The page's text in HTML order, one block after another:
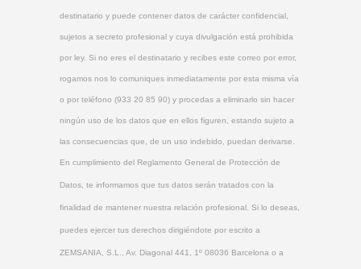
destinatario y puede contener datos de carácter confidencial,
sujetos a secreto profesional y cuya divulgación está prohibida
por ley. Si no eres el destinatario y recibes este correo por error,
rogamos nos lo comuniques inmediatamente por esta misma vía
o por teléfono (933 20 85 90) y procedas a eliminarlo sin hacer
ningún uso de los datos que en ellos figuren, estando sujeto a
las consecuencias que, de un uso indebido, puedan derivarse.
En cumplimiento del Reglamento General de Protección de
Datos, te informamos que tus datos serán tratados con la
finalidad de mantener nuestra relación profesional. Si lo deseas,
puedes ejercer tus derechos dirigiéndote por escrito a
ZEMSANIA, S.L., Av. Diagonal 441, 1º 08036 Barcelona o a